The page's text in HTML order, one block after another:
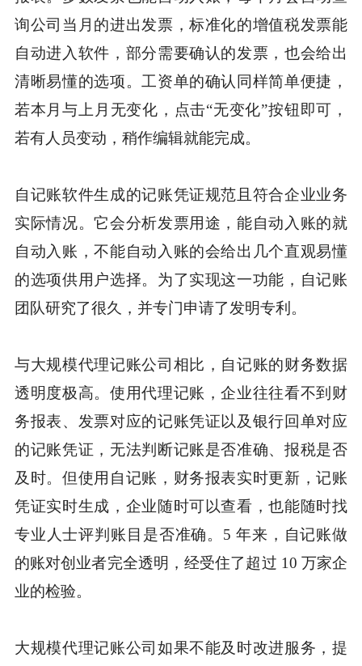
询公司当月的进出发票，标准化的增值税发票能
自动进入软件，部分需要确认的发票，也会给出
清晰易懂的选项。工资单的确认同样简单便捷，
若本月与上月无变化，点击“无变化”按钮即可，
若有人员变动，稍作编辑就能完成。
自记账软件生成的记账凭证规范且符合企业业务
实际情况。它会分析发票用途，能自动入账的就
自动入账，不能自动入账的会给出几个直观易懂
的选项供用户选择。为了实现这一功能，自记账
团队研究了很久，并专门申请了发明专利。
与大规模代理记账公司相比，自记账的财务数据
透明度极高。使用代理记账，企业往往看不到财
务报表、发票对应的记账凭证以及银行回单对应
的记账凭证，无法判断记账是否准确、报税是否
及时。但使用自记账，财务报表实时更新，记账
凭证实时生成，企业随时可以查看，也能随时找
专业人士评判账目是否准确。5 年来，自记账做
的账对创业者完全透明，经受住了超过 10 万家企
业的检验。
大规模代理记账公司如果不能及时改进服务，提